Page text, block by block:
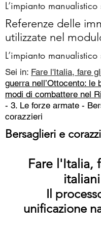
L’impianto
Referenze delle
utilizzate nel
L’impianto
Sei in: Fare l'Italia, fare
guerra nell’Ottocento: le
modi di combattere nel
- 3. Le forze armate -
corazzieri
Bersaglieri e
Fare l'Italia,
italiani
Il
unificazione